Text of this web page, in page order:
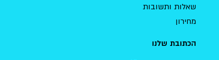
שאלות ותשובות
מחירון
הכתובת שלנו